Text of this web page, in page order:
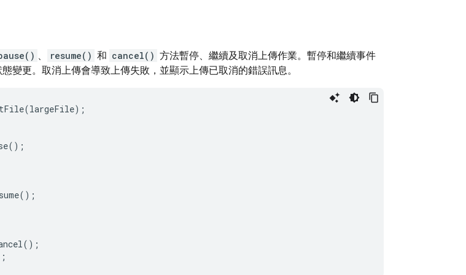
、 resume() 和 cancel() 方法暫停、繼續及取消上傳作業。暫停和繼續事件
態變更。取消上傳會導致上傳失敗，並顯示上傳已取消的錯誤訊息。
(largeFile);
();
();
();